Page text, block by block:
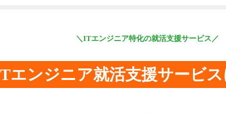
＼ITエンジニア特化の就活支援サービス／
エンジニア就活支援サービ